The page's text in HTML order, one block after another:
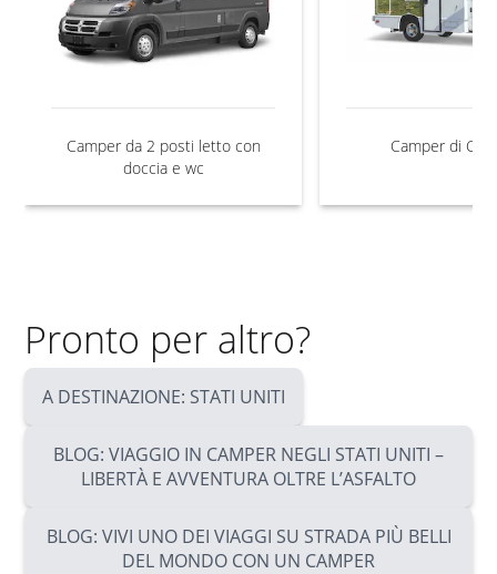
Camper da 2 posti letto con
doccia e wc
Camper di
Pronto per altro?
A DESTINAZIONE: STATI UNITI
BLOG: VIAGGIO IN CAMPER NEGLI STATI UNITI –
LIBERTÀ E AVVENTURA OLTRE L’ASFALTO
BLOG: VIVI UNO DEI VIAGGI SU STRADA PIÙ BELLI
DEL MONDO CON UN CAMPER